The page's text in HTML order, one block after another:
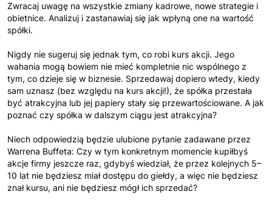
Zwracaj uwagę na wszystkie zmiany kadrowe, nowe strategie i
obietnice. Analizuj i zastanawiaj się jak wpłyną one na wartość
spółki.
Nigdy nie sugeruj się jednak tym, co robi kurs akcji. Jego
wahania mogą bowiem nie mieć kompletnie nic wspólnego z
tym, co dzieje się w biznesie. Sprzedawaj dopiero wtedy, kiedy
sam uznasz (bez względu na kurs akcji!), że spółka przestała
być atrakcyjna lub jej papiery stały się przewartościowane. A jak
poznać czy spółka w dalszym ciągu jest atrakcyjna?
Niech odpowiedzią będzie ulubione pytanie zadawane przez
Warrena Buffeta: Czy w tym konkretnym momencie kupiłbyś
akcje firmy jeszcze raz, gdybyś wiedział, że przez kolejnych 5–
10 lat nie będziesz miał dostępu do giełdy, a więc nie będziesz
znał kursu, ani nie będziesz mógł ich sprzedać?